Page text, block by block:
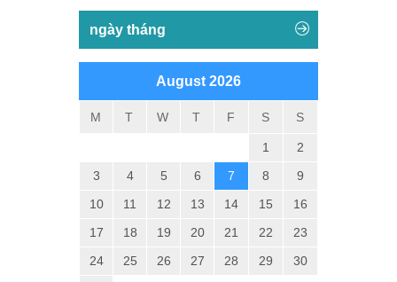
ngày tháng
August 2026
M T W T F S S
1
2
3
4 5 6 7 8
9
10
11 12 13 14 15
16
17
18 19 20 21 22
23
24
25 26 27 28 29
30